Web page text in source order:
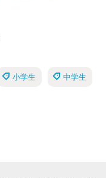
小学生 中学生